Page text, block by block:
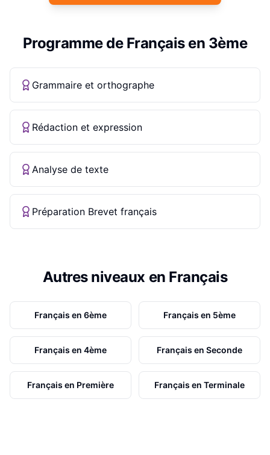
Programme de Françaisen 3ème
Grammaire et orthographe
Rédaction et expression
Analyse de texte
Préparation Brevet français
Autres niveaux en Français
Français en 6ème Français en 5ème
Français en 4ème Français en Seconde
Français en Première Français en Terminale